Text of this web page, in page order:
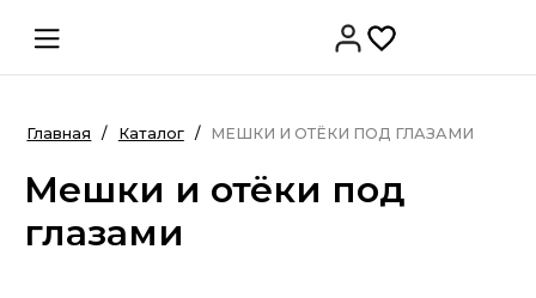
Мешки и отёки под
глазами